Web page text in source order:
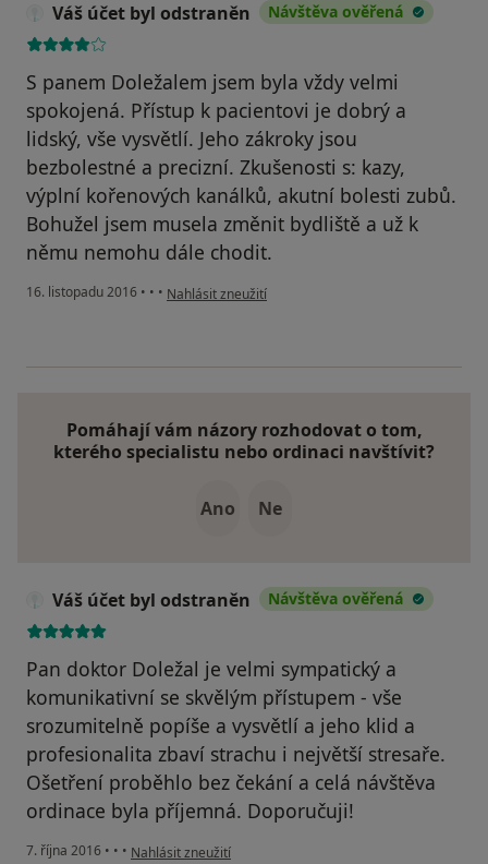
Váš účet byl odstraněn Návštěva ověřená
S panem Doležalem jsem byla vždy velmi
spokojená. Přístup k pacientovi je dobrý a
lidský, vše vysvětlí. Jeho zákroky jsou
bezbolestné a precizní. Zkušenosti s: kazy,
výplní kořenových kanálků, akutní bolesti zubů.
Bohužel jsem musela změnit bydliště a už k
němu nemohu dále chodit.
16. listopadu 2016 • • • podle názoru uživatele Váš účet byl odstraněn
Nahlásit zneužití
Pomáhají vám názory rozhodovat o tom,
kterého specialistu nebo ordinaci navštívit?
Ano Ne
Váš účet byl odstraněn Návštěva ověřená
Pan doktor Doležal je velmi sympatický a
komunikativní se skvělým přístupem - vše
srozumitelně popíše a vysvětlí a jeho klid a
profesionalita zbaví strachu i největší stresaře.
Ošetření proběhlo bez čekání a celá návštěva
ordinace byla příjemná. Doporučuji!
7. října 2016 • • • podle názoru uživatele Váš účet byl odstraněn
Nahlásit zneužití